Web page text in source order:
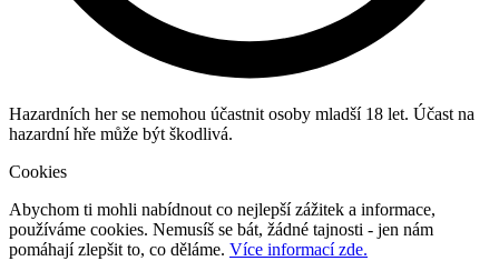
Hazardních her se nemohou účastnit osoby mladší 18 let. Účast na
hazardní hře může být škodlivá.
Cookies
Abychom ti mohli nabídnout co nejlepší zážitek a informace,
používáme cookies. Nemusíš se bát, žádné tajnosti - jen nám
pomáhají zlepšit to, co děláme. Více informací zde.